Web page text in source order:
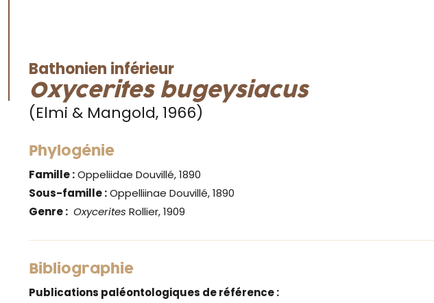
Bathonien inférieur
Oxycerites bugeysiacus
(Elmi & Mangold, 1966)
Phylogénie
Famille :Oppeliidae Douvillé, 1890
Sous-famille :Oppelliinae Douvillé, 1890
Genre: Oxycerites Rollier, 1909
Bibliographie
Publications paléontologiques de référence :